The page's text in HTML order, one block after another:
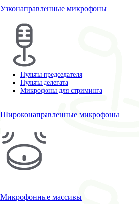
Узконаправленные микрофоны
Пульты председателя
Пульты делегата
Микрофоны для стриминга
Широконаправленные микрофоны
Микрофонные массивы